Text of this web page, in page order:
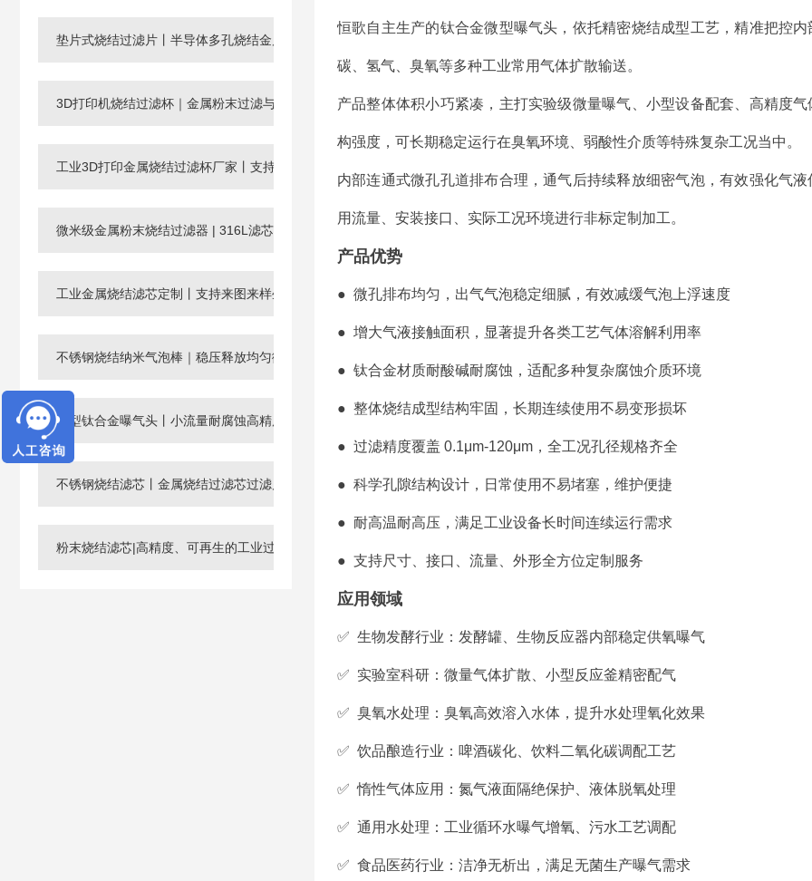
垫片式烧结过滤片丨半导体多孔烧结金属滤芯
3D打印机烧结过滤杯｜金属粉末过滤与回收滤芯
工业3D打印金属烧结过滤杯厂家丨支持非标定制
微米级金属粉末烧结过滤器 | 316L滤芯厂家，孔径0.003-120μm
工业金属烧结滤芯定制丨支持来图来样生产微孔过滤元件
不锈钢烧结纳米气泡棒｜稳压释放均匀微纳米气泡
微型钛合金曝气头丨小流量耐腐蚀高精度工业微孔气体分布器
不锈钢烧结滤芯丨金属烧结过滤芯过滤片滤管
粉末烧结滤芯|高精度、可再生的工业过滤核心元件
恒歌自主生产的钛合金微型曝气头，依托精密烧结成型工艺，精准把控
碳、氢气、臭氧等多种工业常用气体扩散输送。
产品整体体积小巧紧凑，主打实验级微量曝气、小型设备配套、高精度
构强度，可长期稳定运行在臭氧环境、弱酸性介质等特殊复杂工况当中。
内部连通式微孔孔道排布合理，通气后持续释放细密气泡，有效强化气
用流量、安装接口、实际工况环境进行非标定制加工。
产品优势
● 微孔排布均匀，出气气泡稳定细腻，有效减缓气泡上浮速度
● 增大气液接触面积，显著提升各类工艺气体溶解利用率
● 钛合金材质耐酸碱耐腐蚀，适配多种复杂腐蚀介质环境
● 整体烧结成型结构牢固，长期连续使用不易变形损坏
● 过滤精度覆盖 0.1μm-120μm，全工况孔径规格齐全
● 科学孔隙结构设计，日常使用不易堵塞，维护便捷
● 耐高温耐高压，满足工业设备长时间连续运行需求
● 支持尺寸、接口、流量、外形全方位定制服务
应用领域
✅ 生物发酵行业：发酵罐、生物反应器内部稳定供氧曝气
✅ 实验室科研：微量气体扩散、小型反应釜精密配气
✅ 臭氧水处理：臭氧高效溶入水体，提升水处理氧化效果
✅ 饮品酿造行业：啤酒碳化、饮料二氧化碳调配工艺
✅ 惰性气体应用：氮气液面隔绝保护、液体脱氧处理
✅ 通用水处理：工业循环水曝气增氧、污水工艺调配
✅ 食品医药行业：洁净无析出，满足无菌生产曝气需求